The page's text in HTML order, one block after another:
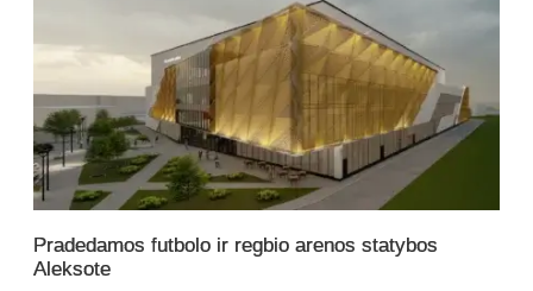
Pradedamos futbolo ir regbio arenos statybos
Aleksote